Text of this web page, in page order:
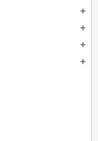
add
add
add
add